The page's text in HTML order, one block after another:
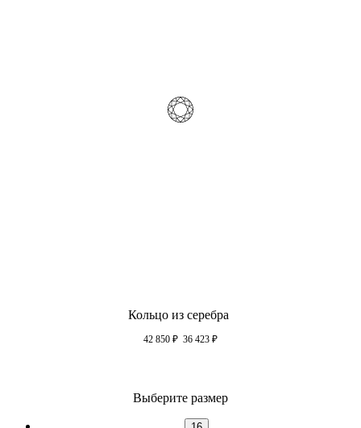
Кольцо из серебра
42 850 ₽ 36 423 ₽
Выберите размер